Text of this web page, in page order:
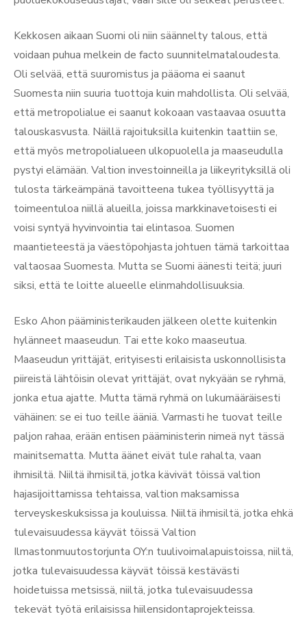
Kekkosen aikaan Suomi oli niin säännelty talous, että
voidaan puhua melkein de facto suunnitelmataloudesta.
Oli selvää, että suuromistus ja pääoma ei saanut
Suomesta niin suuria tuottoja kuin mahdollista. Oli selvää,
että metropolialue ei saanut kokoaan vastaavaa osuutta
talouskasvusta. Näillä rajoituksilla kuitenkin taattiin se,
että myös metropolialueen ulkopuolella ja maaseudulla
pystyi elämään. Valtion investoinneilla ja liikeyrityksillä oli
tulosta tärkeämpänä tavoitteena tukea työllisyyttä ja
toimeentuloa niillä alueilla, joissa markkinavetoisesti ei
voisi syntyä hyvinvointia tai elintasoa. Suomen
maantieteestä ja väestöpohjasta johtuen tämä tarkoittaa
valtaosaa Suomesta. Mutta se Suomi äänesti teitä; juuri
siksi, että te loitte alueelle elinmahdollisuuksia.
Esko Ahon pääministerikauden jälkeen olette kuitenkin
hylänneet maaseudun. Tai ette koko maaseutua.
Maaseudun yrittäjät, erityisesti erilaisista uskonnollisista
piireistä lähtöisin olevat yrittäjät, ovat nykyään se ryhmä,
jonka etua ajatte. Mutta tämä ryhmä on lukumääräisesti
vähäinen: se ei tuo teille ääniä. Varmasti he tuovat teille
paljon rahaa, erään entisen pääministerin nimeä nyt tässä
mainitsematta. Mutta äänet eivät tule rahalta, vaan
ihmisiltä. Niiltä ihmisiltä, jotka kävivät töissä valtion
hajasijoittamissa tehtaissa, valtion maksamissa
terveyskeskuksissa ja kouluissa. Niiltä ihmisiltä, jotka ehkä
tulevaisuudessa käyvät töissä Valtion
Ilmastonmuutostorjunta OY:n tuulivoimalapuistoissa, niiltä,
jotka tulevaisuudessa käyvät töissä kestävästi
hoidetuissa metsissä, niiltä, jotka tulevaisuudessa
tekevät työtä erilaisissa hiilensidontaprojekteissa.